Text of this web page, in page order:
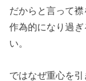
だからと言って襟
作為的になり過
い。
ではなぜ重心を